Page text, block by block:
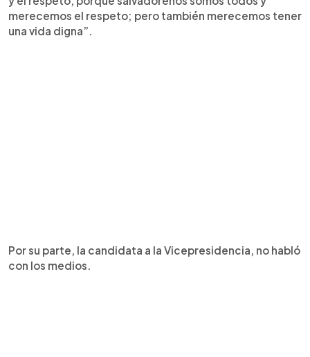
merecemos el respeto; pero también merecemos tener
una vida digna”.
Por su parte, la candidata a la Vicepresidencia, no habló
con los medios.